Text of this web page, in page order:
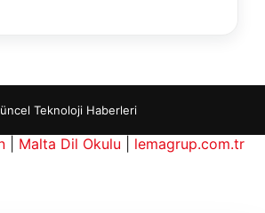
Teknoloji Haberleri
Malta Dil Okulu
lemagrup.com.tr